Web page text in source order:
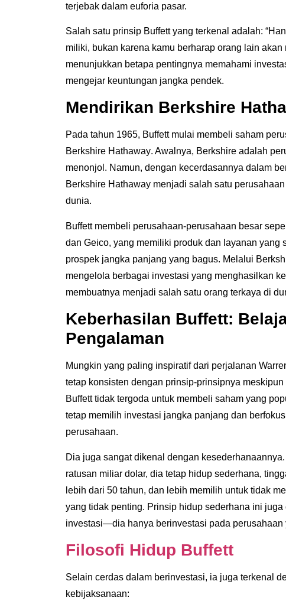
terjebak dalam euforia pasar.
Salah satu prinsip Buffett yang terkenal adalah:
miliki, bukan karena kamu berharap orang lain akan
menunjukkan betapa pentingnya memahami
mengejar keuntungan jangka pendek.
Mendirikan Berkshire
Pada tahun 1965, Buffett mulai membeli saham
Berkshire Hathaway. Awalnya, Berkshire adalah
menonjol. Namun, dengan kecerdasannya dalam
Berkshire Hathaway menjadi salah satu
dunia.
Buffett membeli perusahaan-perusahaan besar
dan Geico, yang memiliki produk dan layanan yang
prospek jangka panjang yang bagus. Melalui
mengelola berbagai investasi yang menghasilkan
membuatnya menjadi salah satu orang terkaya di
Keberhasilan Buffett:
Pengalaman
Mungkin yang paling inspiratif dari perjalanan
tetap konsisten dengan prinsip-prinsipnya
Buffett tidak tergoda untuk membeli saham yang
tetap memilih investasi jangka panjang dan
perusahaan.
Dia juga sangat dikenal dengan kesederhanaannya
ratusan miliar dolar, dia tetap hidup sederhana,
lebih dari 50 tahun, dan lebih memilih untuk tidak
yang tidak penting. Prinsip hidup sederhana ini
investasi—dia hanya berinvestasi pada perusahaan
Filosofi Hidup Buffett
Selain cerdas dalam berinvestasi, ia juga terkenal
kebijaksanaan: